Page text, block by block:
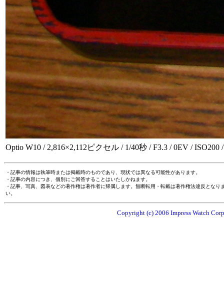
Optio W10 / 2,816×2,112ピクセル / 1/40秒 / F3.3 / 0EV / ISO200
・記事の情報は執筆時または掲載時のものであり、現状では異なる可能性があります。
・記事の内容につき、個別にご回答することはいたしかねます。
・記事、写真、図表などの著作権は著作者に帰属します。無断転用・転載は著作権法違反とな
い。
Copyright (c) 2006 Impress Watch